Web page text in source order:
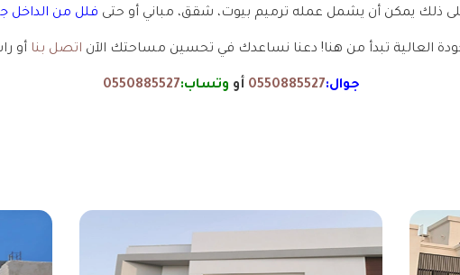
ذلك يمكن أن يشمل عمله ترميم بيوت، شقق، مباني أو حتى فلل من الداخل
العالية تبدأ من هنا! دعنا نساعدك في تحسين مساحتك الآن اتصل بنا أو
جوال:0550885527 أو وتساب:0550885527